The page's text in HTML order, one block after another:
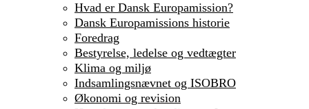
Hvad er Dansk Europamission?
Dansk Europamissions historie
Foredrag
Bestyrelse, ledelse og vedtægter
Klima og miljø
Indsamlingsnævnet og ISOBRO
Økonomi og revision